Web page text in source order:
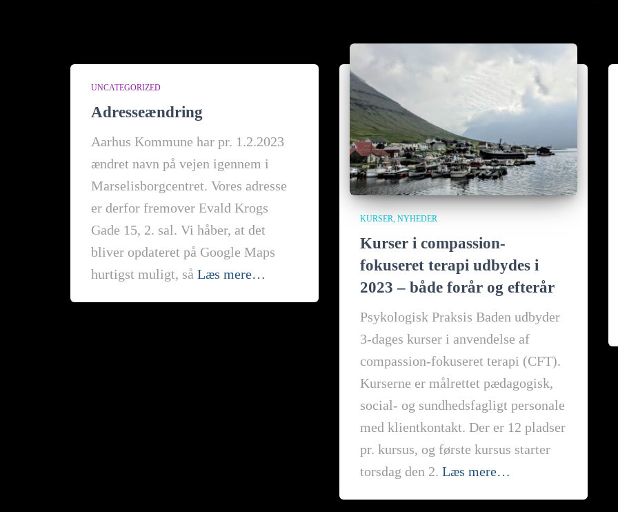
UNCATEGORIZED
Adresseændring
Aarhus Kommune har pr. 1.2.2023
ændret navn på vejen igennem i
Marselisborgcentret. Vores adresse
er derfor fremover Evald Krogs
Gade 15, 2. sal. Vi håber, at det
bliver opdateret på Google Maps
hurtigst muligt, så Læs mere…
KURSER NYHEDER
Kurser i compassion-
fokuseret terapi udbydes i
2023 – både forår og efterår
Psykologisk Praksis Baden udbyder
3-dages kurser i anvendelse af
compassion-fokuseret terapi (CFT).
Kurserne er målrettet pædagogisk,
social- og sundhedsfagligt personale
med klientkontakt. Der er 12 pladser
pr. kursus, og første kursus starter
torsdag den 2. Læs mere…